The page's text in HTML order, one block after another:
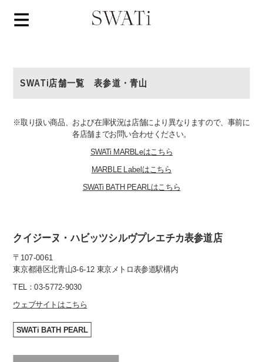
SWATi店舗一覧 表参道・青山
※取り扱い商品、および在庫状況は店舗により異なりますので、事前に
各店舗までお問い合わせください。
SWATi MARBLeはこちら
MARBLE Labelはこちら
SWATi BATH PEARLはこちら
クイジーヌ・ハビッツシルヴプレエチカ表参道店
〒107-0061
東京都港区北青山3-6-12 東京メトロ表参道駅構内
TEL：03-5772-9030
ウェブサイトはこちら
SWATi BATH PEARL